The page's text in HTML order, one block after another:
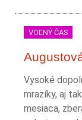
VOĽNÝ ČAS
Vysoké
mrazíky, aj
mesiaca,